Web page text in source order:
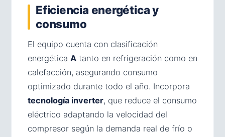
Eficiencia energética y
consumo
El equipo cuenta con clasificación
energética A tanto en refrigeración como en
calefacción, asegurando consumo
optimizado durante todo el año. Incorpora
tecnología inverter, que reduce el consumo
eléctrico adaptando la velocidad del
compresor según la demanda real de frío o